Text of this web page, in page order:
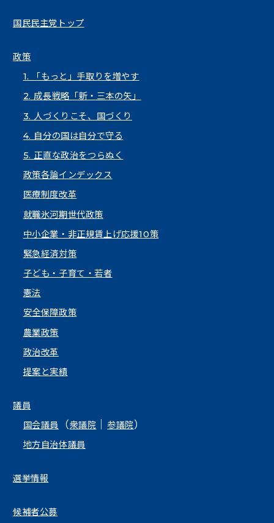
国民民主党トップ
政策
1. 「もっと」手取りを増やす
2. 成長戦略「新・三本の矢」
3. 人づくりこそ、国づくり
4. 自分の国は自分で守る
5. 正直な政治をつらぬく
政策各論インデックス
医療制度改革
就職氷河期世代政策
中小企業・非正規賃上げ応援10策
緊急経済対策
子ども・子育て・若者
憲法
安全保障政策
農業政策
政治改革
提案と実績
議員
国会議員
（衆議院 ｜参議院）
地方自治体議員
選挙情報
候補者公募